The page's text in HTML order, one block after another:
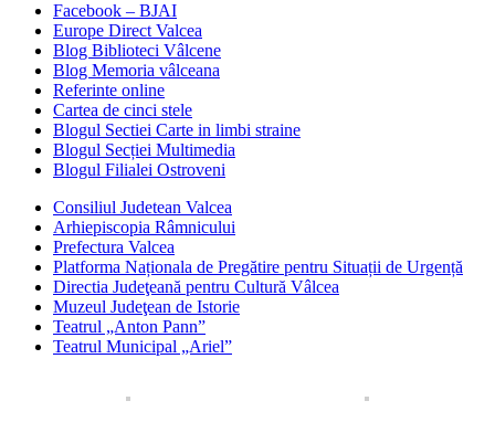
Facebook – BJAI
Europe Direct Valcea
Blog Biblioteci Vâlcene
Blog Memoria vâlceana
Referinte online
Cartea de cinci stele
Blogul Sectiei Carte in limbi straine
Blogul Secției Multimedia
Blogul Filialei Ostroveni
Consiliul Judetean Valcea
Arhiepiscopia Râmnicului
Prefectura Valcea
Platforma Naționala de Pregătire pentru Situații de Urgență
Directia Judeţeană pentru Cultură Vâlcea
Muzeul Judeţean de Istorie
Teatrul „Anton Pann”
Teatrul Municipal „Ariel”